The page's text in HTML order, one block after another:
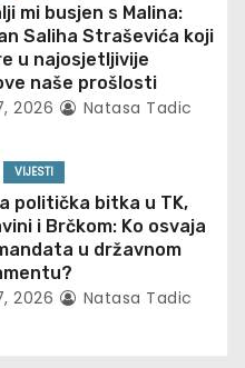
mi busjen s Malina:
Saliha Straševića koji
u najosjetljivije
naše prošlosti
2026 Natasa Tadic
VIJESTI
politička bitka u TK,
i Brčkom: Ko osvaja
u državnom
2026 Natasa Tadic